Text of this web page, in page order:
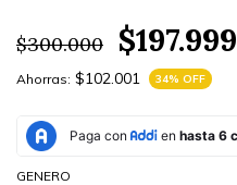
$300.000 $197.999
Ahorras: $102.001 34% OFF
GENERO